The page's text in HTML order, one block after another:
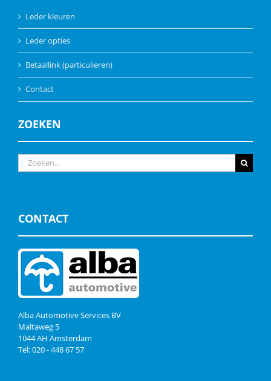
Leder kleuren
Leder opties
Betaallink (particulieren)
Contact
ZOEKEN
Zoeken
naar:
CONTACT
Alba Automotive Services BV
Maltaweg 5
1044 AH Amsterdam
Tel: 020 - 448 67 57